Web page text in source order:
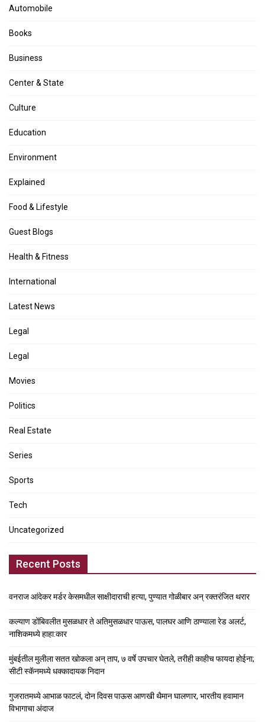
Automobile
Books
Business
Center & State
Culture
Education
Environment
Explained
Food & Lifestyle
Guest Blogs
Health & Fitness
International
Latest News
Legal
Legal
Movies
Politics
Real Estate
Series
Sports
Tech
Uncategorized
Recent Posts
वनराज आंदेकर मर्डर केसमधील साक्षीदाराची हत्या, पुण्यात गोळीबार अन् रक्तरंजित थरार
कल्याण डोंबिवलीत मुसळधार ते अतिमुसळधार पाऊस, पालघर आणि ठाण्याला रेड अलर्ट,
नाशिकमध्ये हाहा:कार
मुंबईतील मुलीला सतत खोकला अन् ताप, ७ वर्षे उपचार घेतले, तरीही काहीच फायदा होईना;
सीटी स्कॅनमध्ये धक्कादायक निदान
गुजरातमध्ये आभाळ फाटलं, दोन दिवस पाऊस आणखी थैमान घालणार, भारतीय हवामान
विभागाचा अंदाज